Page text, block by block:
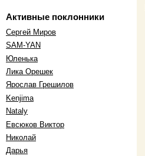
Активные поклонники
Сергей Миров
SAM-YAN
Юленька
Лика Орешек
Ярослав Грешилов
Kenjima
Nataly
Евсюков Виктор
Николай
Дарья